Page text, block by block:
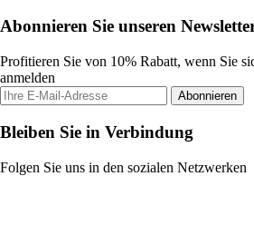
Abonnieren Sie unseren
Profitieren Sie von 10% Rabatt, wenn Sie
anmelden
Abonnieren
Bleiben Sie in Verbindung
Folgen Sie uns in den sozialen Netzwerken